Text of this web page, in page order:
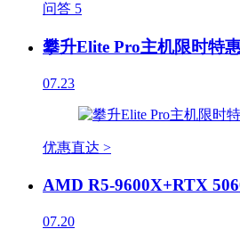
问答 5
攀升Elite Pro主机限时特
07.23
优惠直达 >
AMD R5-9600X+RTX
07.20